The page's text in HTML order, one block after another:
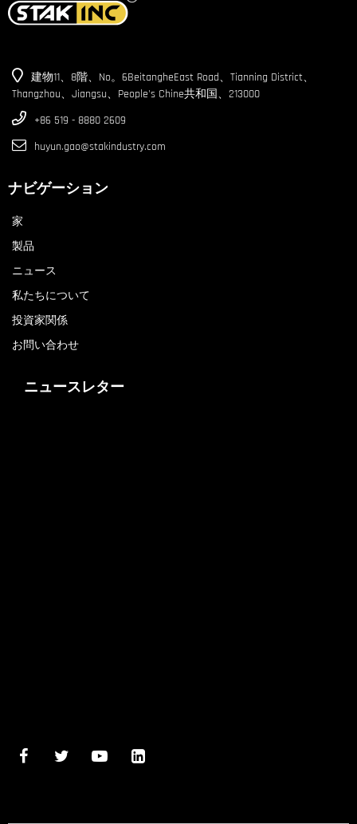
建物11、8階、No。6BeitangheEast Road、Tianning District、
Thangzhou、Jiangsu、People's Chine共和国、213000
+86 519 - 8880 2609
huyun.gao@stakindustry.com
ナビゲーション
家
製品
ニュース
私たちについて
投資家関係
お問い合わせ
ニュースレター